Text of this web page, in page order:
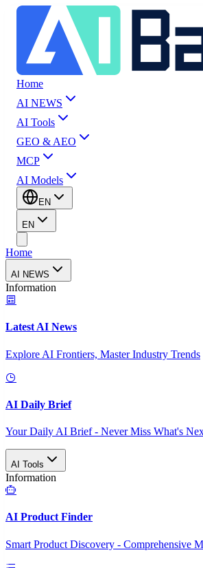
Home
AI NEWS
AI Tools
GEO & AEO
MCP
AI Models
EN
EN
Home
AI NEWS
Information
Latest AI News
Explore AI Frontiers, Master Industry Trends
AI Daily Brief
Your Daily AI Brief - Never Miss What's
AI Tools
Information
AI Product Finder
Smart Product Discovery - Comprehensive